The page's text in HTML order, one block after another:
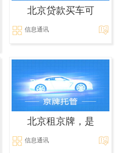
北京贷款买车可
信息通讯
北京租京牌，是
信息通讯